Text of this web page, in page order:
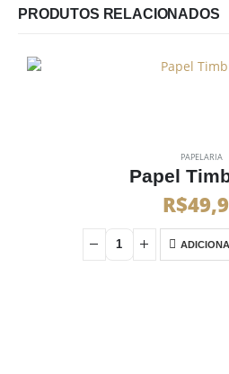
PRODUTOS RELACIONADOS
PAPELARIA
Papel
R$